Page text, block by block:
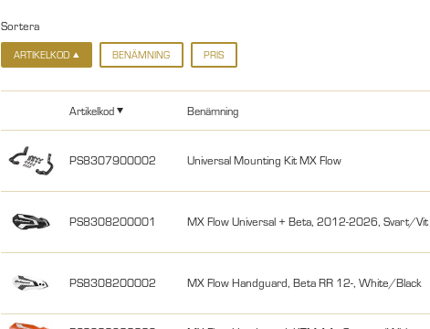
Sortera
ARTIKELKOD BENÄMNING PRIS
Artikelkod Benämning
PS8307900002 Universal Mounting Kit MX Flow
PS8308200001 MX Flow Universal + Beta, 2012-2026, Svart/Vit
PS8308200002 MX Flow Handguard, Beta RR 12-, White/Black